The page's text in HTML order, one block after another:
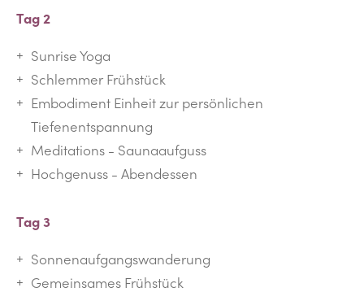
Tag 2
Sunrise Yoga
Schlemmer Frühstück
Embodiment Einheit zur persönlichen
Tiefenentspannung
Meditations - Saunaaufguss
Hochgenuss - Abendessen
Tag 3
Sonnenaufgangswanderung
Gemeinsames Frühstück